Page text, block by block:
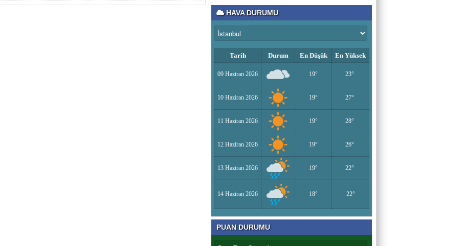
HAVA DURUMU
Tarih Durum En Düşük En Yüksek
09 Haziran 2026 19° 23°
10 Haziran 2026 19° 27°
11 Haziran 2026 19° 28°
12 Haziran 2026 19° 26°
13 Haziran 2026 19° 22°
14 Haziran 2026 18° 22°
PUAN DURUMU